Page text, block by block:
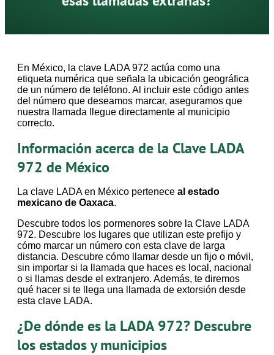
En México, la clave LADA 972 actúa como una
etiqueta numérica que señala la ubicación geográfica
de un número de teléfono. Al incluir este código antes
del número que deseamos marcar, aseguramos que
nuestra llamada llegue directamente al municipio
correcto.
Información acerca de la Clave LADA
972 de México
La clave LADA en México pertenece al estado
mexicano de Oaxaca.
Descubre todos los pormenores sobre la Clave LADA
972. Descubre los lugares que utilizan este prefijo y
cómo marcar un número con esta clave de larga
distancia. Descubre cómo llamar desde un fijo o móvil,
sin importar si la llamada que haces es local, nacional
o si llamas desde el extranjero. Además, te diremos
qué hacer si te llega una llamada de extorsión desde
esta clave LADA.
¿De dónde es la LADA 972? Descubre
los estados y municipios